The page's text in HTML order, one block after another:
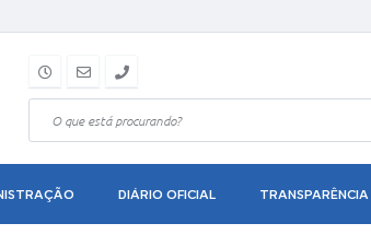
DIÁRIO OFICIAL TRANSPARÊNCIA